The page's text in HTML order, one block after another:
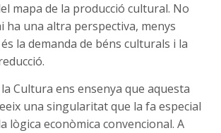
mapa de la producció cultural. No
ha una altra perspectiva, menys
la demanda de béns culturals i la
Cultura ens ensenya que aquesta
una singularitat que la fa especial
lògica econòmica convencional. A